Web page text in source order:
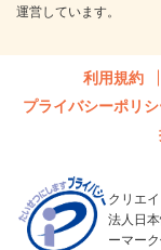
運営しています。
利用規約
プライバシーポリ
クリエ
法人日
ーマー